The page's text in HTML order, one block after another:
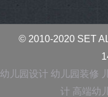
© 2010-2020 SET
幼儿园设计 幼儿园装修
计 高端幼